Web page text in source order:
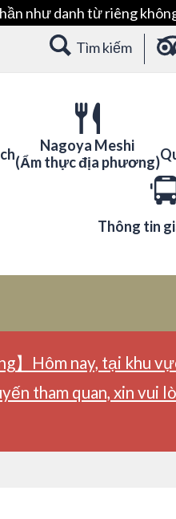
như danh từ riêng
Tìm kiếm
Nagoya Meshi
(Ẩm thực địa phương)
Thông tin
】Hôm nay, tại khu
tham quan, xin vui